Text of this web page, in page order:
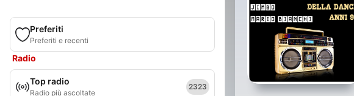
Preferiti
Preferiti e recenti
Radio
Top radio
Radio più ascoltate
2323